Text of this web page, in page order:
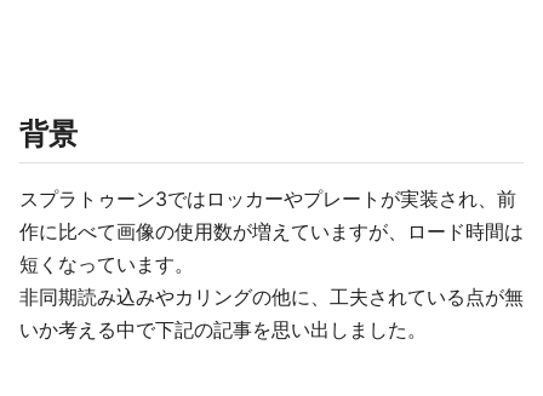
背景
スプラトゥーン3ではロッカーやプレートが実装され、前
作に比べて画像の使用数が増えていますが、ロード時間は
短くなっています。
非同期読み込みやカリングの他に、工夫されている点が無
いか考える中で下記の記事を思い出しました。